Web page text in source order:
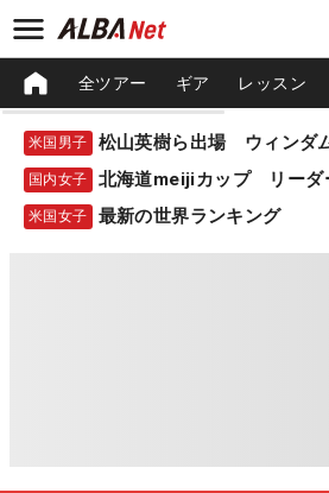
全ツアー ギア レッスン
米国男子
国内女子 北海道meijiカップ リーダ
米国女子 最新の世界ランキング